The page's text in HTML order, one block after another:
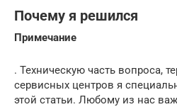
Почему я решился
Примечание
. Техническую часть вопроса,
сервисных центров я
этой статьи. Любому из нас